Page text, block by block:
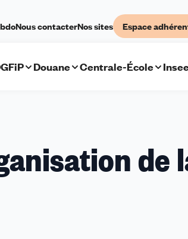
Nous contacterNos sites Espace
Douane Centrale-École
de